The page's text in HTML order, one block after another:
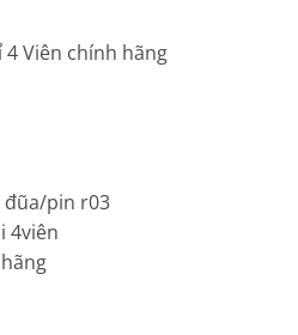
4 Viên chính hãng
đũa/pin r03
4viên